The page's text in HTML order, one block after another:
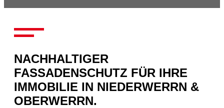
NACHHALTIGER
FASSADENSCHUTZ FÜR IHRE
IMMOBILIE IN NIEDERWERRN &
OBERWERRN.